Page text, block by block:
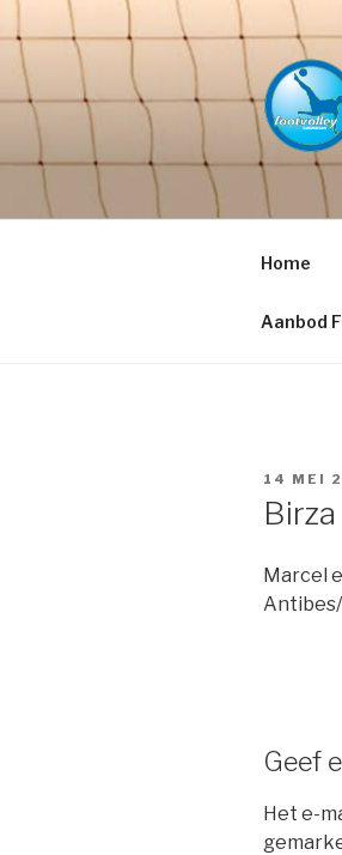
de
inhoud
springen
Home
Aanbod
14 MEI
Marcel
Antibes/
Geef
Het e-